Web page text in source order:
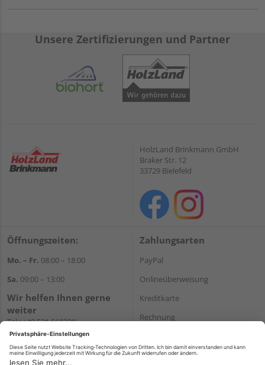
Unsere Zertifizierungen und Partner
HolzLand Brinkmann GmbH
Braker Str. 12
33729 Bielefeld
Öffnungszeiten:
Mo. – Fr. 08:00 – 18:00
Sa. 09:00 – 13:00
Wir helfen Ihnen gerne
weiter
Tel.:+49 521 560320
E-Mail:shop@holzland-
brinkmann.de
Zahlungsarten
PayPal
Onlineüberweisung
Kreditkarte
Rechnung
Versand